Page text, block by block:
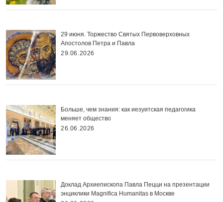
29 июня. Торжество Святых Первоверховных
Апостолов Петра и Павла
29.06.2026
Больше, чем знания: как иезуитская педагогика
меняет общество
26.06.2026
Доклад Архиепископа Павла Пецци на презентации
энциклики Magnifica Нumanitas в Москве